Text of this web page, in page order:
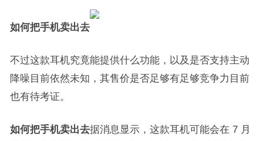
如何把手机卖出去
不过这款耳机究竟能提供什么功能，以及是否支持主动
降噪目前依然未知，其售价是否足够有足够竞争力目前
也有待考证。
如何把手机卖出去据消息显示，这款耳机可能会在 7 月